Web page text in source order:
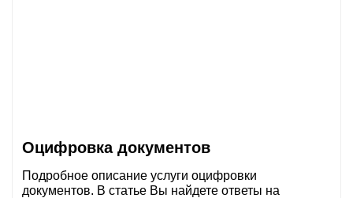
Оцифровка документов
Подробное описание услуги оцифровки
документов. В статье Вы найдете ответы на